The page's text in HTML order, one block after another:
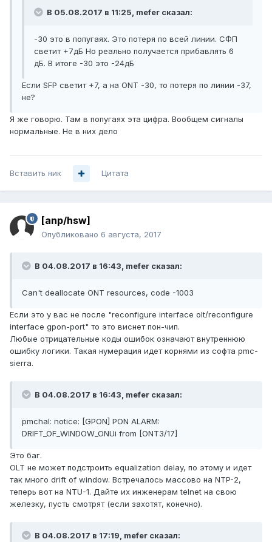
В 05.08.2017 в 11:25, mefer сказал:
-30 это в попугаях. Это потеря по всей линии. СФП
светит +7дБ Но реально получается прибавлять 6
дБ. В итоге -30 это -24дБ
Если SFP светит +7, а на ONT -30, то потеря по линии -37,
не?
Я же говорю. Там в попугаях эта цифра. Вообщем сигналы
нормальные. Не в них дело
Вставить ник Цитата
[anp/hsw]
Опубликовано 6 августа, 2017
В 04.08.2017 в 16:43, mefer сказал:
Can't deallocate ONT resources, code -1003
Если это у вас не после "reconfigure interface olt/reconfigure
interface gpon-port" то это виснет пон-чип.
Любые отрицательные коды ошибок означают внутреннюю
ошибку логики. Такая нумерация идет корнями из софта pmc-
sierra.
В 04.08.2017 в 16:43, mefer сказал:
pmchal: notice: [GPON] PON ALARM:
DRIFT_OF_WINDOW_ONUi from [ONT3/17]
Это баг.
OLT не может подстроить equalization delay, по этому и идет
так много drift of window. Встречалось массово на NTP-2,
теперь вот на NTU-1. Дайте их инженерам telnet на свою
железку, пусть смотрят (если захотят, конечно).
В 04.08.2017 в 17:19, mefer сказал: